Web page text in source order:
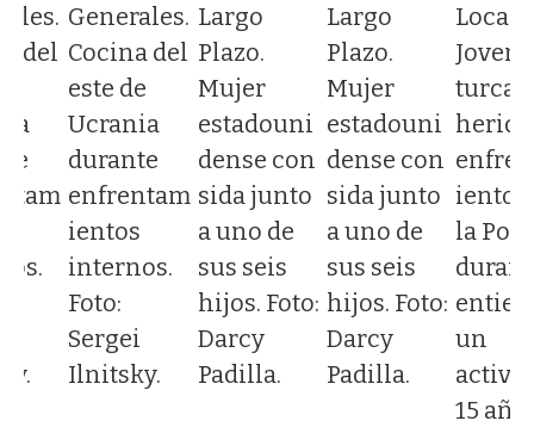
del
Generales.
Cocina del
este de
Ucrania
durante
enfrentam
ientos
internos.
Foto:
Sergei
Ilnitsky.
Largo
Plazo.
Mujer
estadouni
dense con
sida junto
a uno de
sus seis
hijos. Foto:
Darcy
Padilla.
Largo
Plazo.
Mujer
estadouni
dense con
sida junto
a uno de
sus seis
hijos. Foto:
Darcy
Padilla.
Joven
turca
ientos
la
un
15